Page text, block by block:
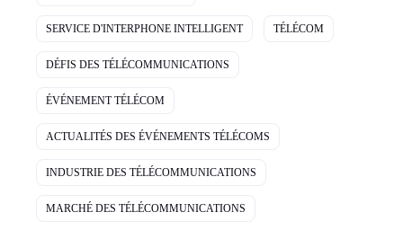
SERVICE D'INTERPHONE INTELLIGENT TÉLÉCOM
DÉFIS DES TÉLÉCOMMUNICATIONS
ÉVÉNEMENT TÉLÉCOM
ACTUALITÉS DES ÉVÉNEMENTS TÉLÉCOMS
INDUSTRIE DES TÉLÉCOMMUNICATIONS
MARCHÉ DES TÉLÉCOMMUNICATIONS